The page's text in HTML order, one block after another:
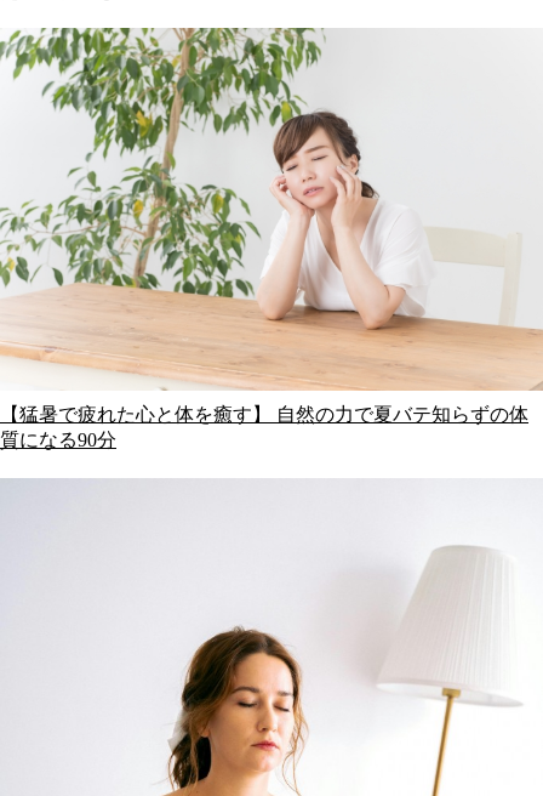
【猛暑で疲れた心と体を癒す】 自然の力で夏バテ知らずの体
質になる90分